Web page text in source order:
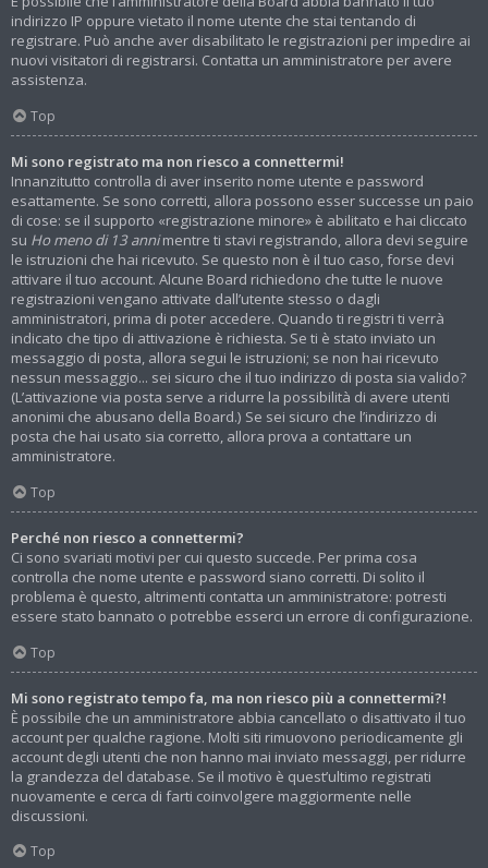
indirizzo IP oppure vietato il nome utente che stai tentando di
registrare. Può anche aver disabilitato le registrazioni per impedire ai
nuovi visitatori di registrarsi. Contatta un amministratore per avere
assistenza.
Top
Mi sono registrato ma non riesco a connettermi!
Innanzitutto controlla di aver inserito nome utente e password
esattamente. Se sono corretti, allora possono esser successe un paio
di cose: se il supporto «registrazione minore» è abilitato e hai cliccato
su Ho meno di 13 annimentre ti stavi registrando, allora devi seguire
le istruzioni che hai ricevuto. Se questo non è il tuo caso, forse devi
attivare il tuo account. Alcune Board richiedono che tutte le nuove
registrazioni vengano attivate dall’utente stesso o dagli
amministratori, prima di poter accedere. Quando ti registri ti verrà
indicato che tipo di attivazione è richiesta. Se ti è stato inviato un
messaggio di posta, allora segui le istruzioni; se non hai ricevuto
nessun messaggio... sei sicuro che il tuo indirizzo di posta sia valido?
(L’attivazione via posta serve a ridurre la possibilità di avere utenti
anonimi che abusano della Board.) Se sei sicuro che l’indirizzo di
posta che hai usato sia corretto, allora prova a contattare un
amministratore.
Top
Perché non riesco a connettermi?
Ci sono svariati motivi per cui questo succede. Per prima cosa
controlla che nome utente e password siano corretti. Di solito il
problema è questo, altrimenti contatta un amministratore: potresti
essere stato bannato o potrebbe esserci un errore di configurazione.
Top
Mi sono registrato tempo fa, ma non riesco più a connettermi?!
È possibile che un amministratore abbia cancellato o disattivato il tuo
account per qualche ragione. Molti siti rimuovono periodicamente gli
account degli utenti che non hanno mai inviato messaggi, per ridurre
la grandezza del database. Se il motivo è quest’ultimo registrati
nuovamente e cerca di farti coinvolgere maggiormente nelle
discussioni.
Top